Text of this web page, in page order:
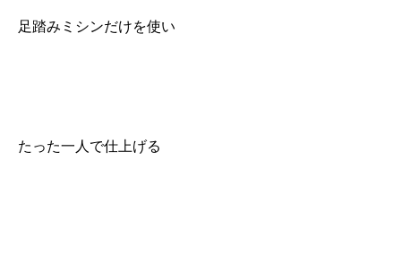
足踏みミシンだけを使い
たった一人で仕上げる